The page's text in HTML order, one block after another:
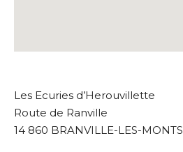
Les Ecuries d’Herouvillette
Route de Ranville
14 860 BRANVILLE-LES-MONTS